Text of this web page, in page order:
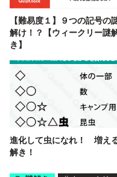
【難易度１】９つの記号の
解け！？【ウィークリー謎
き】
進化して虫になれ！ 増え
解き！